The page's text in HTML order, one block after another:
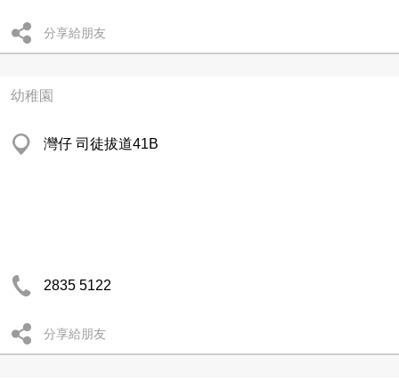
分享給朋友
幼稚園
灣仔 司徒拔道41B
2835 5122
分享給朋友